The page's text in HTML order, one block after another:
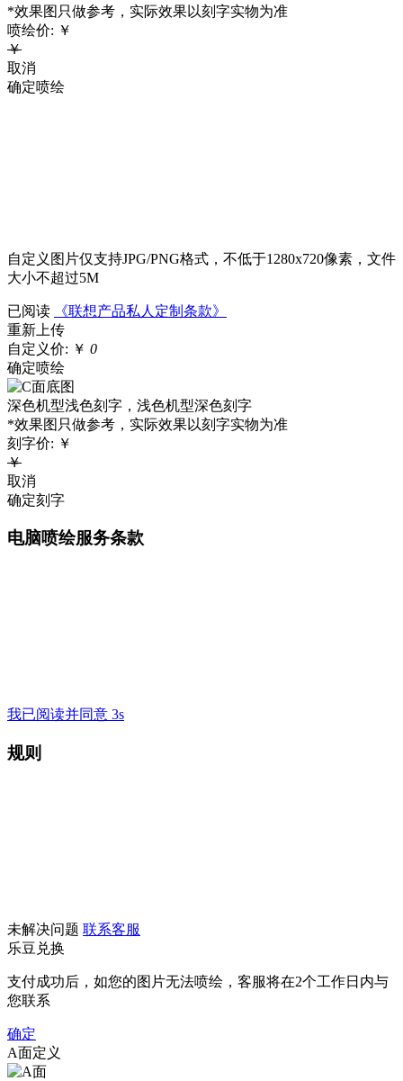
*效果图只做参考，实际效果以刻字实物为准
喷绘价: ￥
￥
取消
确定喷绘
自定义图片仅支持JPG/PNG格式，不低于1280x720像素，文件
大小不超过5M
已阅读
《联想产品私人定制条款》
重新上传
自定义价: ￥ 0
确定喷绘
深色机型浅色刻字，浅色机型深色刻字
*效果图只做参考，实际效果以刻字实物为准
刻字价: ￥
￥
取消
确定刻字
电脑喷绘服务条款
我已阅读并同意 3s
规则
未解决问题 联系客服
乐豆兑换
支付成功后，如您的图片无法喷绘，客服将在2个工作日内与
您联系
确定
A面定义